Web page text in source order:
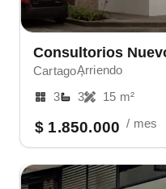
Consultorios
Cartago ,Arriendo
3
3 15 m²
$ 1.850.000 / mes